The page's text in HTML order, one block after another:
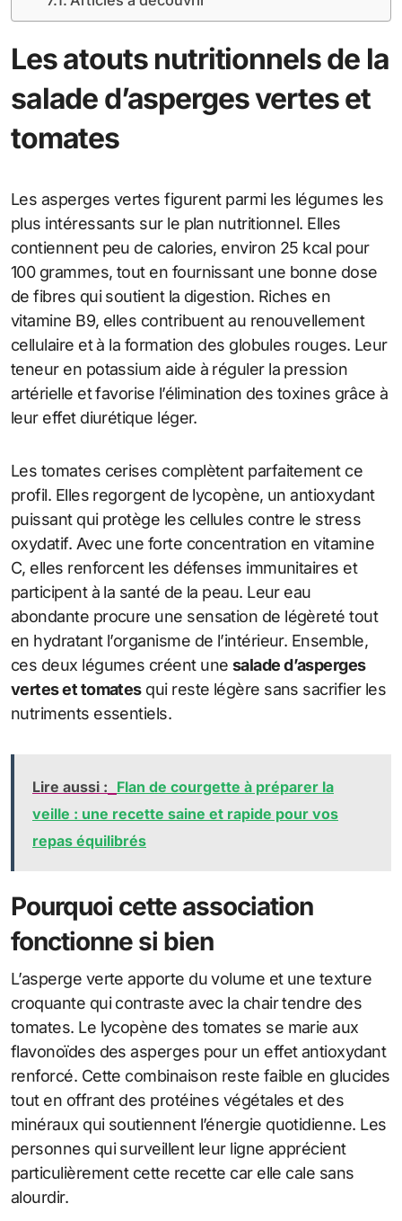
Les atouts nutritionnels de la
salade d’asperges vertes et
tomates
Les asperges vertes figurent parmi les légumes les
plus intéressants sur le plan nutritionnel. Elles
contiennent peu de calories, environ 25 kcal pour
100 grammes, tout en fournissant une bonne dose
de fibres qui soutient la digestion. Riches en
vitamine B9, elles contribuent au renouvellement
cellulaire et à la formation des globules rouges. Leur
teneur en potassium aide à réguler la pression
artérielle et favorise l’élimination des toxines grâce à
leur effet diurétique léger.
Les tomates cerises complètent parfaitement ce
profil. Elles regorgent de lycopène, un antioxydant
puissant qui protège les cellules contre le stress
oxydatif. Avec une forte concentration en vitamine
C, elles renforcent les défenses immunitaires et
participent à la santé de la peau. Leur eau
abondante procure une sensation de légèreté tout
en hydratant l’organisme de l’intérieur. Ensemble,
ces deux légumes créent une salade d’asperges
vertes et tomatesqui reste légère sans sacrifier les
nutriments essentiels.
Lire aussi : Flan de courgette à préparer la
veille : une recette saine et rapide pour vos
repas équilibrés
Pourquoi cette association
fonctionne si bien
L’asperge verte apporte du volume et une texture
croquante qui contraste avec la chair tendre des
tomates. Le lycopène des tomates se marie aux
flavonoïdes des asperges pour un effet antioxydant
renforcé. Cette combinaison reste faible en glucides
tout en offrant des protéines végétales et des
minéraux qui soutiennent l’énergie quotidienne. Les
personnes qui surveillent leur ligne apprécient
particulièrement cette recette car elle cale sans
alourdir.